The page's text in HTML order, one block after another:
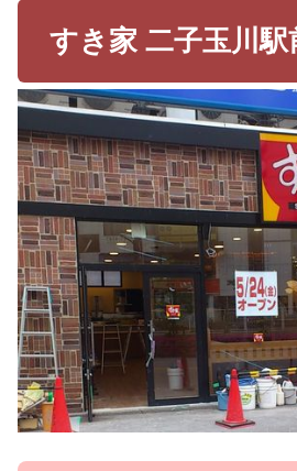
すき家 二子玉川駅